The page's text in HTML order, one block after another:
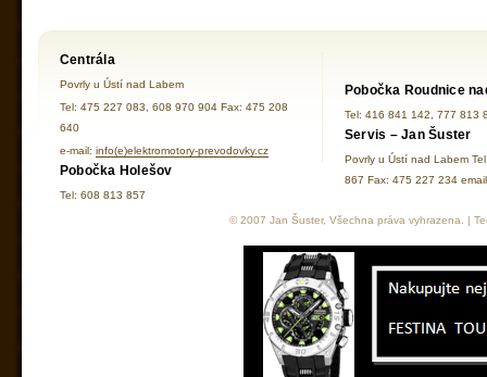
Centrála
Povrly u Ústí nad Labem
Tel: 475 227 083, 608 970 904 Fax: 475 208
640
e-mail: info(e)elektromotory-prevodovky.cz
Pobočka Holešov
Tel: 608 813 857
Pobočka Roudnice
Tel: 416 841 142, 777 813
Servis – Jan Šuster
Povrly u Ústí nad Labem
867 Fax: 475 227 234
© 2007 Jan Šuster, Všechna práva vyhrazena. |